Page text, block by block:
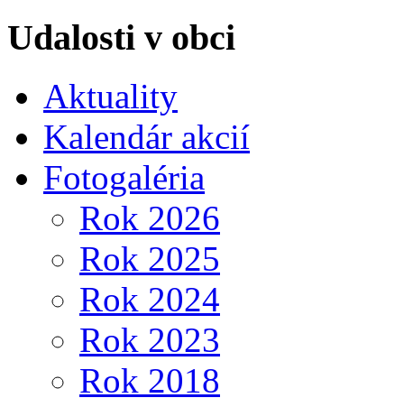
Udalosti v obci
Aktuality
Kalendár akcií
Fotogaléria
Rok 2026
Rok 2025
Rok 2024
Rok 2023
Rok 2018